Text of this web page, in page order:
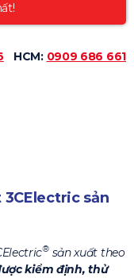
HCM: 0909 686 661
3CElectric sản
®sản xuất theo
kiểm định, thử